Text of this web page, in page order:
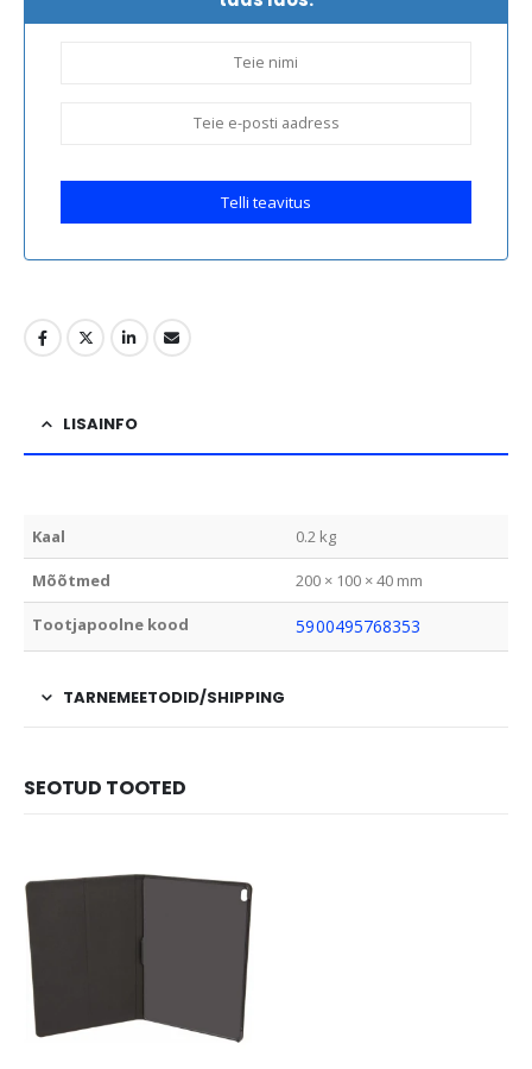
Telli teavitus
LISAINFO
Kaal 0.2 kg
Mõõtmed 200 × 100 × 40 mm
Tootjapoolne kood 5900495768353
TARNEMEETODID/SHIPPING
SEOTUD TOOTED